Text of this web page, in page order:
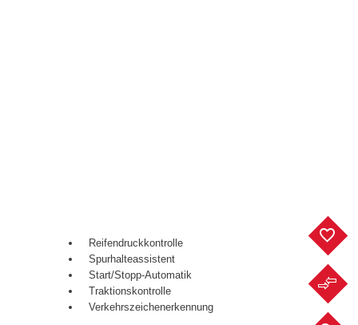
Reifendruckkontrolle
Spurhalteassistent
Start/Stopp-Automatik
Traktionskontrolle
Verkehrszeichenerkennung